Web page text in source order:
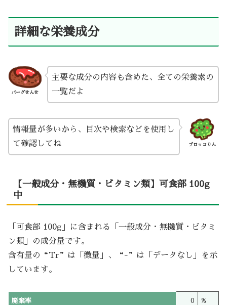
詳細な栄養成分
バーグせんせ
主要な成分の内容も含めた、全ての栄養素の
一覧だよ
ブロッコりん
情報量が多いから、目次や検索などを使用し
て確認してね
【一般成分・無機質・ビタミン類】可食部 100g
中
「可食部 100g」に含まれる「一般成分・無機質・ビタミ
ン類」の成分量です。
含有量の“Tr”は「微量」、“-”は「データなし」を示
しています。
廃棄率 0 %